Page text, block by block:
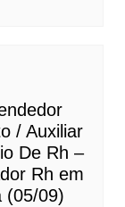
/ Auxiliar
De Rh –
Rh em
(05/09)